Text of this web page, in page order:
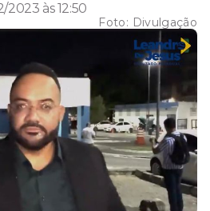
2023 às 12:50
Foto: Divulgação